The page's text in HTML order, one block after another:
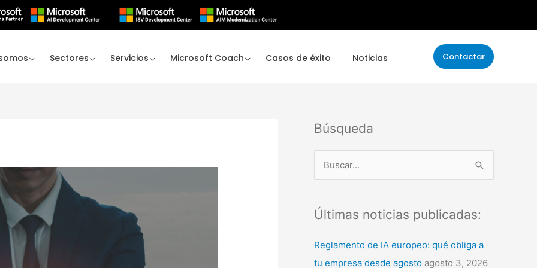
Sectores Servicios Microsoft Coach Casos de éxito Noticias Contactar
Búsqueda
c
a
r
Últimas noticias publicadas:
Reglamento de IA europeo: qué obliga a
tu empresa desde agosto agosto 3, 2026